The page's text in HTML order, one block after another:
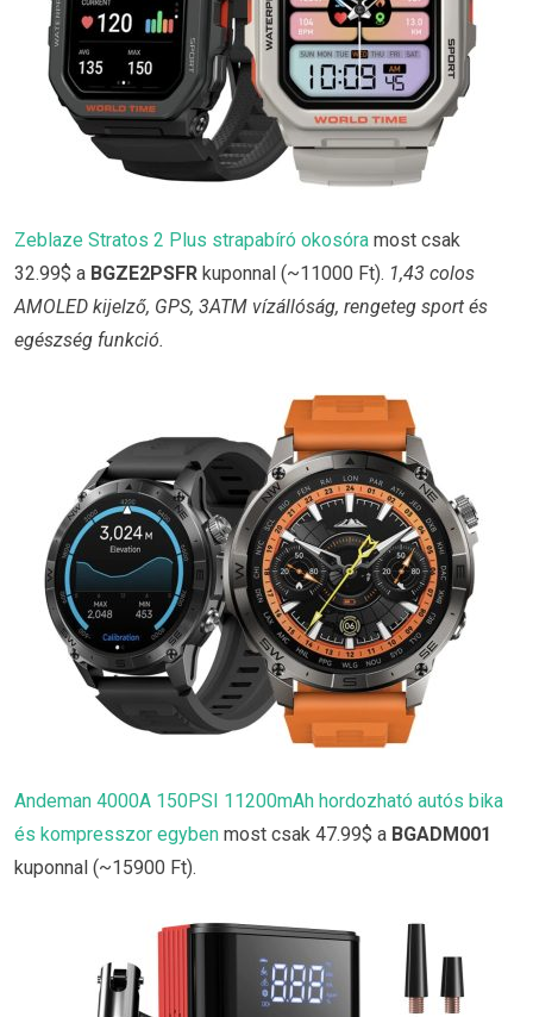
Zeblaze Stratos 2 Plus strapabíró okosóra most csak
32.99$ a BGZE2PSFR kuponnal (~11000 Ft). 1,43 colos
AMOLED kijelző, GPS, 3ATM vízállóság, rengeteg sport és
egészség funkció.
Andeman 4000A 150PSI 11200mAh hordozható autós bika
és kompresszor egyben most csak 47.99$ a BGADM001
kuponnal (~15900 Ft).